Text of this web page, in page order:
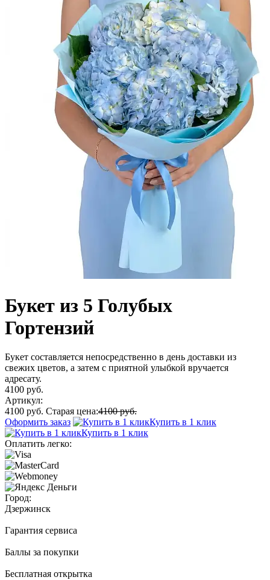
Букет из 5 Голубых
Гортензий
Букет составляется непосредственно в день доставки из
свежих цветов, а затем с приятной улыбкой вручается
адресату.
4100 руб.
Артикул:
4100 руб. Старая цена:4100 руб.
Оформить заказ
Купить в 1 клик
Купить в 1 клик
Оплатить легко:
Город:
Дзержинск
Гарантия сервиса
Баллы за покупки
Бесплатная открытка